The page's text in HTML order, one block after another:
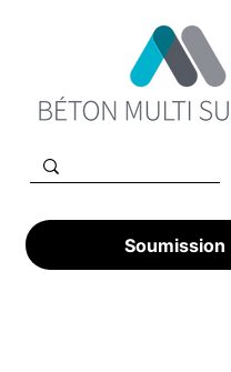
Soumission